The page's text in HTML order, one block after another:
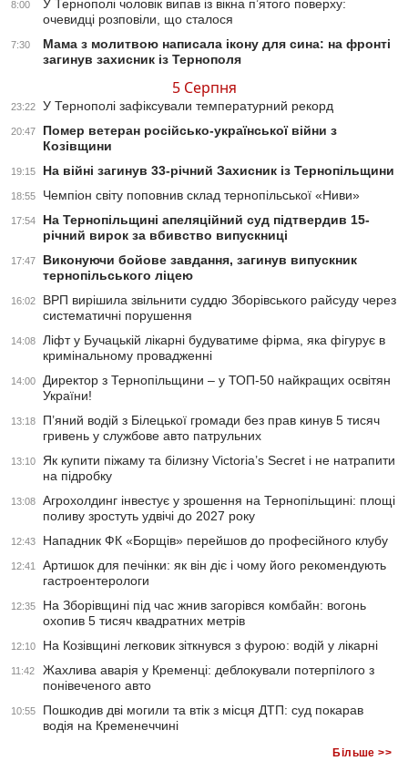
8:00
У Тернополі чоловік випав із вікна п’ятого поверху:
очевидці розповіли, що сталося
7:30
Мама з молитвою написала ікону для сина: на фронті
загинув захисник із Тернополя
5 Серпня
23:22 У Тернополі зафіксували температурний рекорд
20:47
Помер ветеран російсько-української війни з
Козівщини
19:15 На війні загинув 33-річний Захисник із Тернопільщини
18:55 Чемпіон світу поповнив склад тернопільської «Ниви»
17:54
На Тернопільщині апеляційний суд підтвердив 15-
річний вирок за вбивство випускниці
17:47
Виконуючи бойове завдання, загинув випускник
тернопільського ліцею
16:02
ВРП вирішила звільнити суддю Зборівського райсуду через
систематичні порушення
14:08
Ліфт у Бучацькій лікарні будуватиме фірма, яка фігурує в
кримінальному провадженні
14:00
Директор з Тернопільщини – у ТОП-50 найкращих освітян
України!
13:18
П’яний водій з Білецької громади без прав кинув 5 тисяч
гривень у службове авто патрульних
13:10
Як купити піжаму та білизну Victoria’s Secret і не натрапити
на підробку
13:08
Агрохолдинг інвестує у зрошення на Тернопільщині: площі
поливу зростуть удвічі до 2027 року
12:43 Нападник ФК «Борщів» перейшов до професійного клубу
12:41
Артишок для печінки: як він діє і чому його рекомендують
гастроентерологи
12:35
На Зборівщині під час жнив загорівся комбайн: вогонь
охопив 5 тисяч квадратних метрів
12:10 На Козівщині легковик зіткнувся з фурою: водій у лікарні
11:42
Жахлива аварія у Кременці: деблокували потерпілого з
понівеченого авто
10:55
Пошкодив дві могили та втік з місця ДТП: суд покарав
водія на Кременеччині
Більше >>